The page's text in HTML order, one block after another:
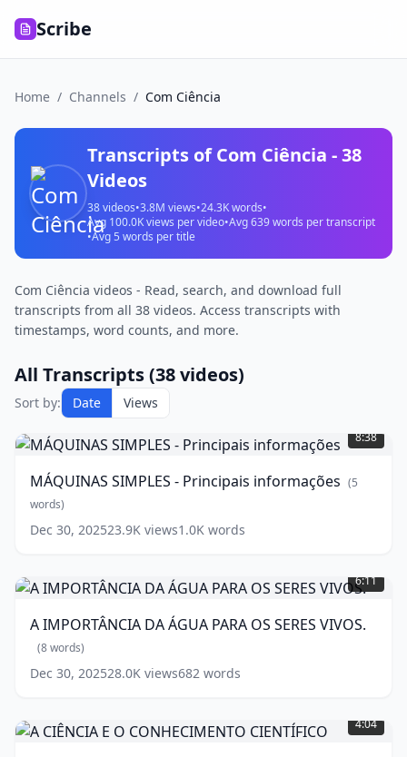
Scribe
Home / Channels / Com Ciência
Transcripts ofCom Ciência -38
Videos
38videos•3.8M views•24.3Kwords•
Avg 100.0Kviews per video•Avg639words per transcript
•Avg 5 words per title
Com Ciência videos - Read, search, and download full
transcripts from all 38 videos. Access transcripts with
timestamps, word counts, and more.
All Transcripts (38videos)
Sort by: Date Views
MÁQUINAS
SIMPLES
-
Principais
informações
(5
words)
8:38
MÁQUINAS SIMPLES - Principais informações (5
words)
Dec 30, 202523.9K views1.0K words
IMPORTÂNCIA
DA
PARA
OS
SERES
VIVOS.
words)
6:11
A IMPORTÂNCIA DA ÁGUA PARA OS SERES VIVOS.
(8words)
Dec 30, 202528.0K views682 words
CIÊNCIA
E
4:04